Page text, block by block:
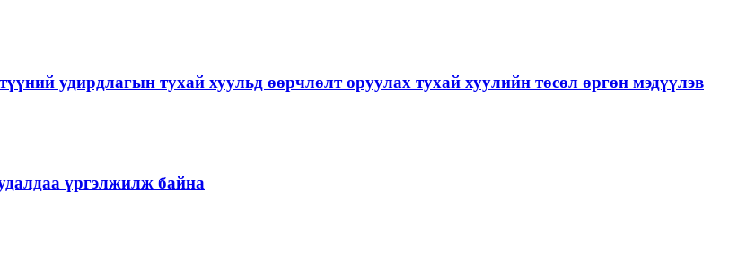
удирдлагын тухай хуульд өөрчлөлт оруулах тухай хуулийн төсөл өргөн мэдүүлэв
үргэлжилж байна